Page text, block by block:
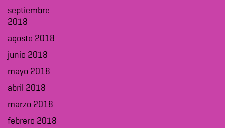
septiembre
2018
agosto 2018
junio 2018
mayo 2018
abril 2018
marzo 2018
febrero 2018